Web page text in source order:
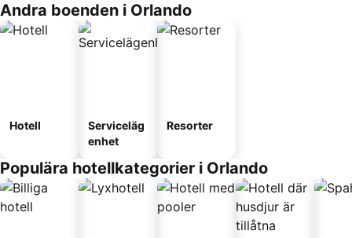
Andra boenden i Orlando
Hotell
Serviceläg
enhet
Resorter
Populära hotellkategorier i Orlando